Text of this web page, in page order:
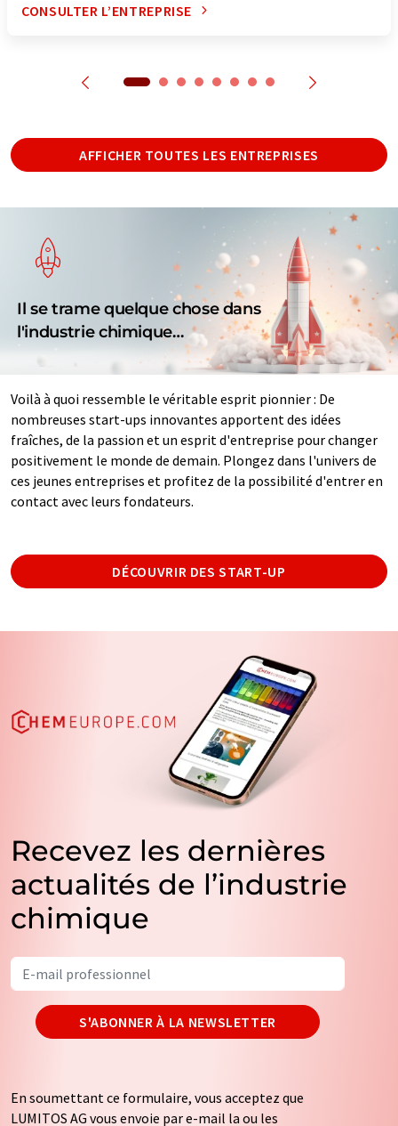
CONSULTER L’ENTREPRISE
AFFICHER TOUTES LES ENTREPRISES
Il se trame quelque chose dans
l'industrie chimique…
Voilà à quoi ressemble le véritable esprit pionnier : De
nombreuses start-ups innovantes apportent des idées
fraîches, de la passion et un esprit d'entreprise pour changer
positivement le monde de demain. Plongez dans l'univers de
ces jeunes entreprises et profitez de la possibilité d'entrer en
contact avec leurs fondateurs.
DÉCOUVRIR DES START-UP
Recevez les dernières
actualités de l’industrie
chimique
S'ABONNER À LA NEWSLETTER
En soumettant ce formulaire, vous acceptez que
LUMITOS AG vous envoie par e-mail la ou les